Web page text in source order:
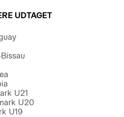
UDTAGET
U21
U20
U19